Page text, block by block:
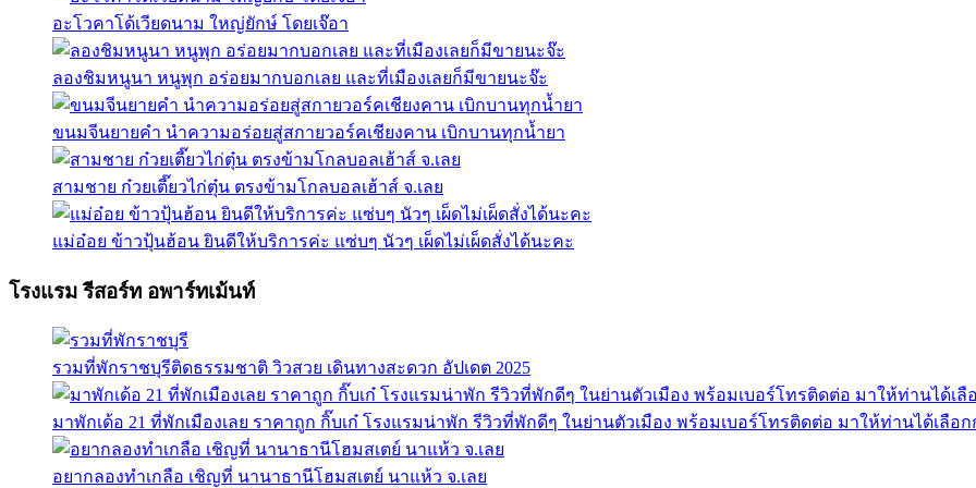
อะโวคาโด้เวียดนาม ใหญ่ยักษ์ โดยเจ๊อา
ลองชิมหนูนา หนูพุก อร่อยมากบอกเลย และที่เมืองเลยก็มีขายนะจ๊ะ
ขนมจีนยายคำ นำความอร่อยสู่สกายวอร์คเชียงคาน เบิกบานทุกน้ำยา
สามชาย ก๋วยเตี๊ยวไก่ตุ๋น ตรงข้ามโกลบอลเฮ้าส์ จ.เลย
แม่อ๋อย ข้าวปุ้นฮ้อน ยินดีให้บริการค่ะ แซ่บๆ นัวๆ เผ็ดไม่เผ็ดสั่งได้นะคะ
โรงแรม รีสอร์ท อพาร์ทเม้นท์
รวมที่พักราชบุรีติดธรรมชาติ วิวสวย เดินทางสะดวก อัปเดต 2025
มาพักเด้อ 21 ที่พักเมืองเลย ราคาถูก กิ๊บเก๋ โรงแรมน่าพัก รีวิวที่พักดีๆ ในย่านตัวเมือง พร้อมเบอร์โทรติดต่อ มาให้ท่านได้เลือก
อยากลองทำเกลือ เชิญที่ นานาธานีโฮมสเตย์ นาแห้ว จ.เลย